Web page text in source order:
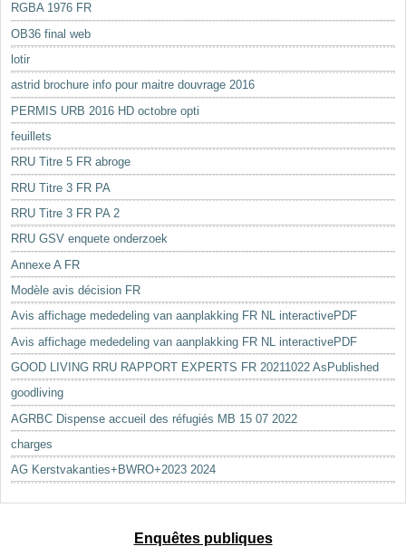
RGBA 1976 FR
OB36 final web
lotir
astrid brochure info pour maitre douvrage 2016
PERMIS URB 2016 HD octobre opti
feuillets
RRU Titre 5 FR abroge
RRU Titre 3 FR PA
RRU Titre 3 FR PA 2
RRU GSV enquete onderzoek
Annexe A FR
Modèle avis décision FR
Avis affichage mededeling van aanplakking FR NL interactivePDF
Avis affichage mededeling van aanplakking FR NL interactivePDF
GOOD LIVING RRU RAPPORT EXPERTS FR 20211022 AsPublished
goodliving
AGRBC Dispense accueil des réfugiés MB 15 07 2022
charges
AG Kerstvakanties+BWRO+2023 2024
Enquêtes publiques